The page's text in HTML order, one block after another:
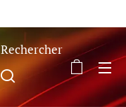
Rechercher